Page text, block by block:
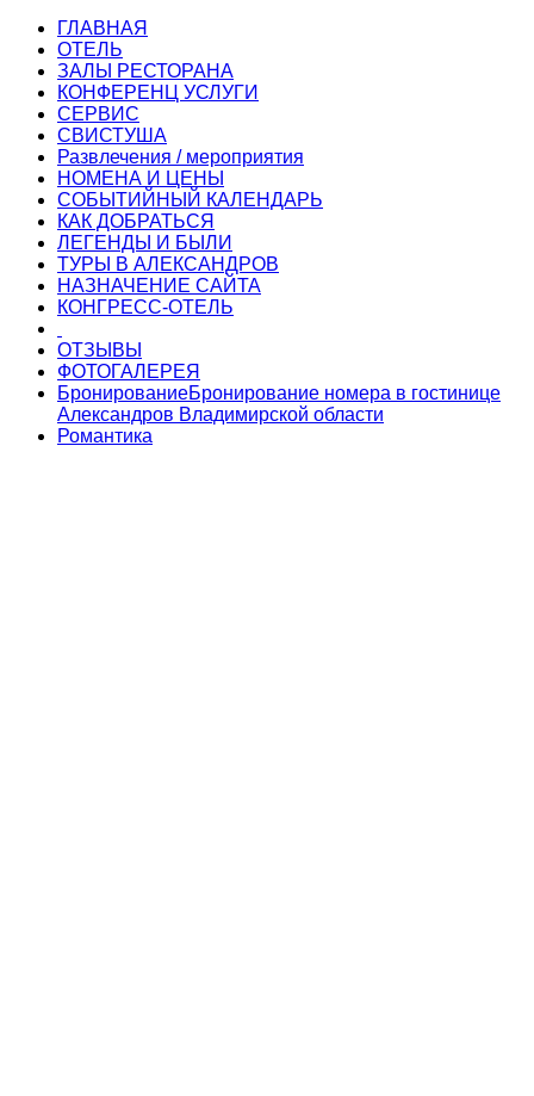
ГЛАВНАЯ
ОТЕЛЬ
ЗАЛЫ РЕСТОРАНА
КОНФЕРЕНЦ УСЛУГИ
СЕРВИС
СВИСТУША
Развлечения / мероприятия
НОМЕНА И ЦЕНЫ
СОБЫТИЙНЫЙ КАЛЕНДАРЬ
КАК ДОБРАТЬСЯ
ЛЕГЕНДЫ И БЫЛИ
ТУРЫ В АЛЕКСАНДРОВ
НАЗНАЧЕНИЕ САЙТА
КОНГРЕСС-ОТЕЛЬ
ОТЗЫВЫ
ФОТОГАЛЕРЕЯ
БронированиеБронирование номера в гостинице
Александров Владимирской области
Романтика